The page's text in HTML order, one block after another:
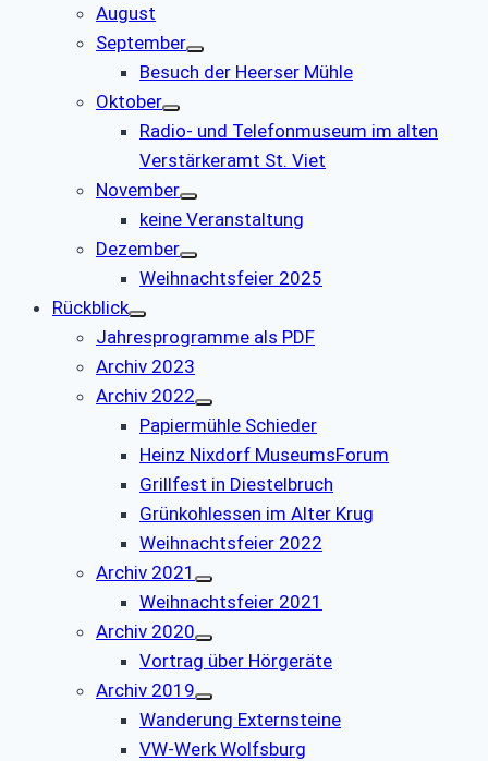
August
September
Besuch der Heerser Mühle
Oktober
Radio- und Telefonmuseum im alten
Verstärkeramt St. Viet
November
keine Veranstaltung
Dezember
Weihnachtsfeier 2025
Rückblick
Jahresprogramme als PDF
Archiv 2023
Archiv 2022
Papiermühle Schieder
Heinz Nixdorf MuseumsForum
Grillfest in Diestelbruch
Grünkohlessen im Alter Krug
Weihnachtsfeier 2022
Archiv 2021
Weihnachtsfeier 2021
Archiv 2020
Vortrag über Hörgeräte
Archiv 2019
Wanderung Externsteine
VW-Werk Wolfsburg